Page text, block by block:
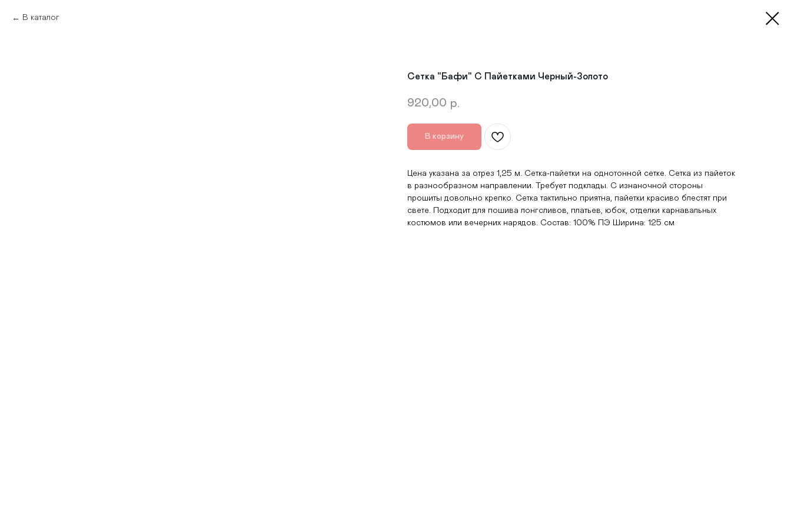
В каталог
Сетка "Бафи" С Пайетками Черный-Золото
920,00 р.
В корзину
Цена указана за отрез 1,25 м. Сетка-пайетки на однотонной сетке. Сетка из пайеток
в разнообразном направлении. Требует подклады. С изнаночной стороны
прошиты довольно крепко. Сетка тактильно приятна, пайетки красиво блестят при
свете. Подходит для пошива лонгсливов, платьев, юбок, отделки карнавальных
костюмов или вечерних нарядов. Состав: 100% ПЭ Ширина: 125 см